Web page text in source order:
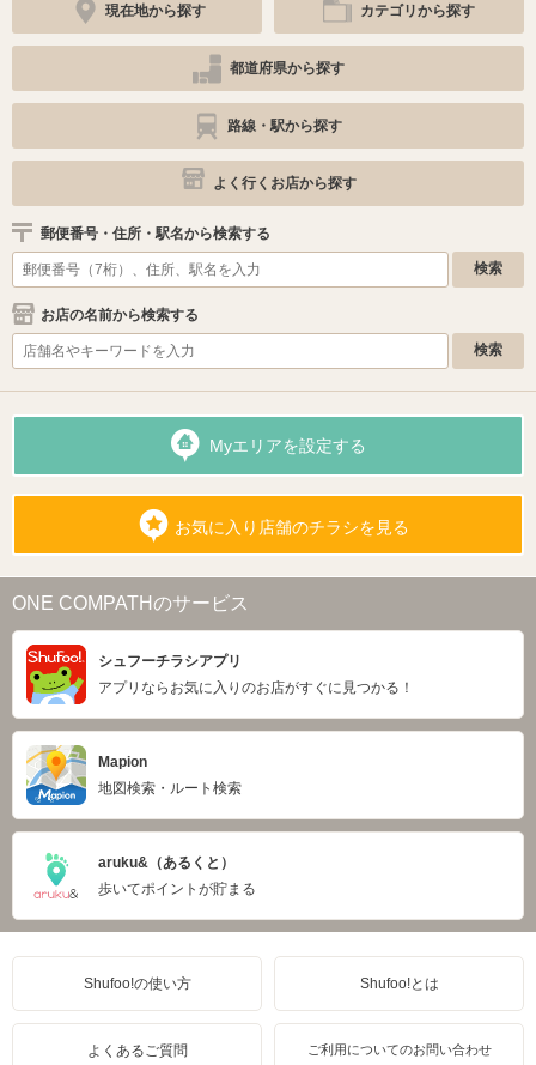
現在地から探す カテゴリから探す
都道府県から探す
路線・駅から探す
よく行くお店から探す
郵便番号・住所・駅名から検索する
お店の名前から検索する
Myエリアを設定する
お気に入り店舗のチラシを見る
ONE COMPATHのサービス
シュフーチラシアプリ
アプリならお気に入りのお店がすぐに見つかる！
Mapion
地図検索・ルート検索
aruku&（あるくと）
歩いてポイントが貯まる
Shufoo!の使い方 Shufoo!とは
よくあるご質問 ご利用についてのお問い合わせ